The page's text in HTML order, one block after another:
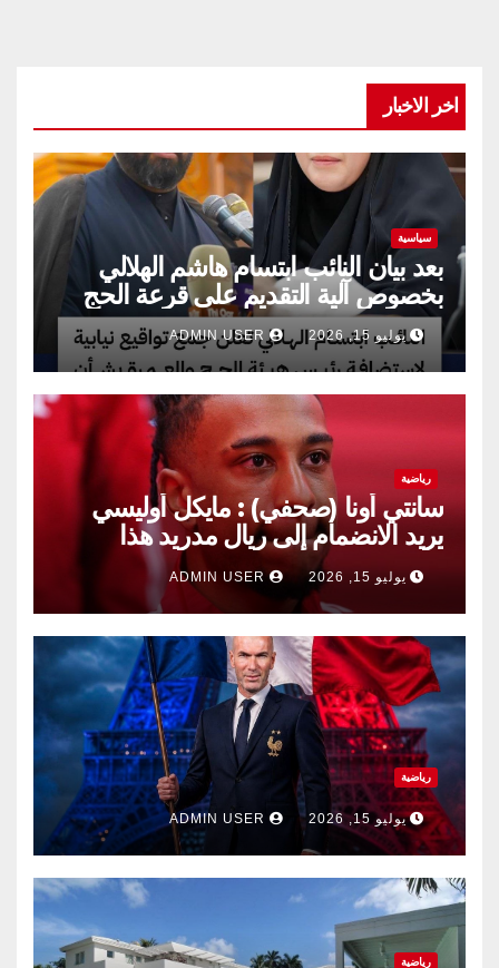
اخر الاخبار
سياسية
بعد بيان النائب ابتسام هاشم الهلالي
بخصوص آلية التقديم على قرعة الحج
يوليو 15, 2026
رياضية
سانتي أونا (صحفي) : مايكل أوليسي
يريد الانضمام إلى ريال مدريد هذا
الصيف.
يوليو 15, 2026 ADMIN USER
رياضية
يوليو 15, 2026
رياضية